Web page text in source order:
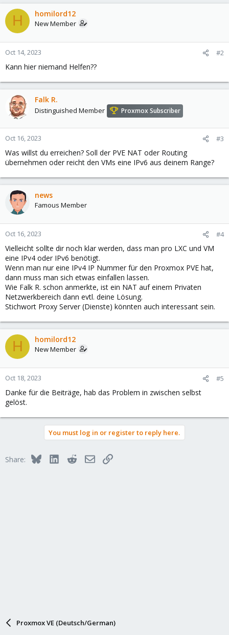
H homilord12
New Member
Oct 14, 2023 #2
Kann hier niemand Helfen??
Falk R.
Distinguished Member Proxmox Subscriber
Oct 16, 2023 #3
Was willst du erreichen? Soll der PVE NAT oder Routing
übernehmen oder reicht den VMs eine IPv6 aus deinem Range?
news
Famous Member
Oct 16, 2023 #4
Vielleicht sollte dir noch klar werden, dass man pro LXC und VM
eine IPv4 oder IPv6 benötigt.
Wenn man nur eine IPv4 IP Nummer für den Proxmox PVE hat,
dann muss man sich etwas einfallen lassen.
Wie Falk R. schon anmerkte, ist ein NAT auf einem Privaten
Netzwerkbereich dann evtl. deine Lösung.
Stichwort Proxy Server (Dienste) könnten auch interessant sein.
H homilord12
New Member
Oct 18, 2023 #5
Danke für die Beiträge, hab das Problem in zwischen selbst
gelöst.
You must log in or register to reply here.
Share: BlueskyLinkedInRedditEmailLink
Proxmox VE (Deutsch/German)